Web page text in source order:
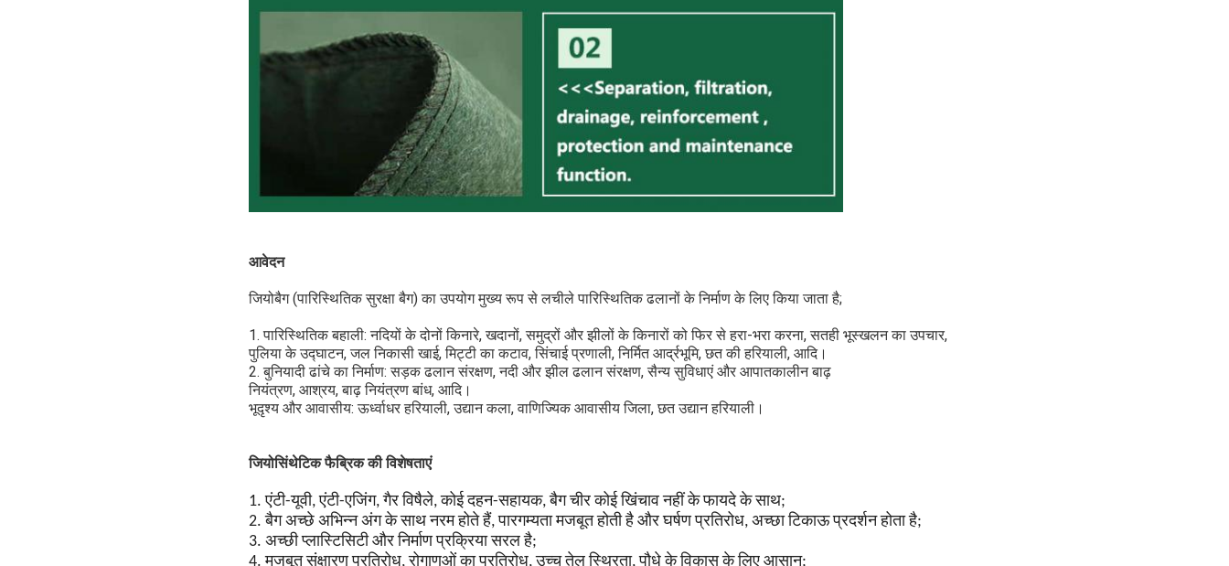
आवेदन
जियोबैग (पारिस्थितिक सुरक्षा बैग) का उपयोग मुख्य रूप से लचीले पारिस्थितिक ढलानों के निर्माण के लिए किया जाता है;
1. पारिस्थितिक बहाली: नदियों के दोनों किनारे, खदानों, समुद्रों और झीलों के किनारों को फिर से हरा-भरा करना, सतही भूस्खलन का उपचार,
पुलिया के उद्घाटन, जल निकासी खाई, मिट्टी का कटाव, सिंचाई प्रणाली, निर्मित आर्द्रभूमि, छत की हरियाली, आदि।
2. बुनियादी ढांचे का निर्माण: सड़क ढलान संरक्षण, नदी और झील ढलान संरक्षण, सैन्य सुविधाएं और आपातकालीन बाढ़
नियंत्रण, आश्रय, बाढ़ नियंत्रण बांध, आदि।
भूदृश्य और आवासीय: ऊर्ध्वाधर हरियाली, उद्यान कला, वाणिज्यिक आवासीय जिला, छत उद्यान हरियाली।
जियोसिंथेटिक फैब्रिक की विशेषताएं
1. एंटी-यूवी, एंटी-एजिंग, गैर विषैले, कोई दहन-सहायक, बैग चीर कोई खिंचाव नहीं के फायदे के साथ;
2. बैग अच्छे अभिन्न अंग के साथ नरम होते हैं, पारगम्यता मजबूत होती है और घर्षण प्रतिरोध, अच्छा टिकाऊ प्रदर्शन होता है;
3. अच्छी प्लास्टिसिटी और निर्माण प्रक्रिया सरल है;
4. मजबूत संक्षारण प्रतिरोध, रोगाणुओं का प्रतिरोध, उच्च तेल स्थिरता, पौधे के विकास के लिए आसान;